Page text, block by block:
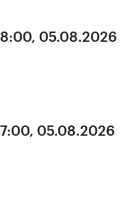
05.08.2026
05.08.2026